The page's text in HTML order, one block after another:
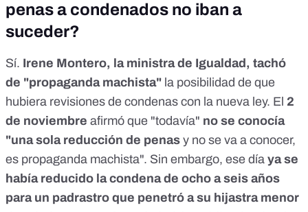
penas a condenados no iban a
suceder?
Sí. Irene Montero, la ministra de Igualdad, tachó
de "propaganda machista" la posibilidad de que
hubiera revisiones de condenas con la nueva ley. El 2
de noviembre afirmó que "todavía" no se conocía
"una sola reducción de penas y no se va a conocer,
es propaganda machista". Sin embargo, ese día ya se
había reducido la condena de ocho a seis años
para un padrastro que penetró a su hijastra menor